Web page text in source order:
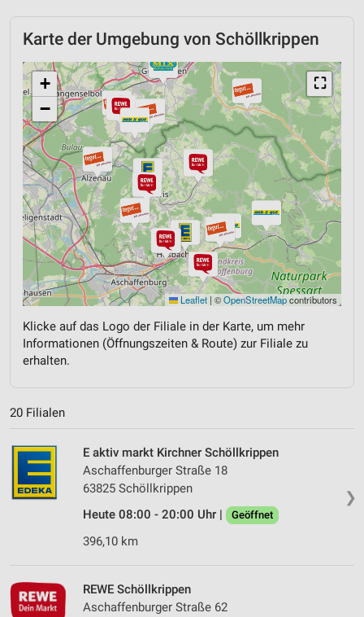
Karte der Umgebung von Schöllkrippen
⛶
+
−
Leaflet | ©OpenStreetMapcontributors
Klicke auf das Logo der Filiale in der Karte, um mehr
Informationen (Öffnungszeiten & Route) zur Filiale zu
erhalten.
20 Filialen
❯
E aktiv markt Kirchner Schöllkrippen
Aschaffenburger Straße 18
63825 Schöllkrippen
Heute 08:00 - 20:00 Uhr |
Geöffnet
396,10 km
REWE Schöllkrippen
Aschaffenburger Straße 62